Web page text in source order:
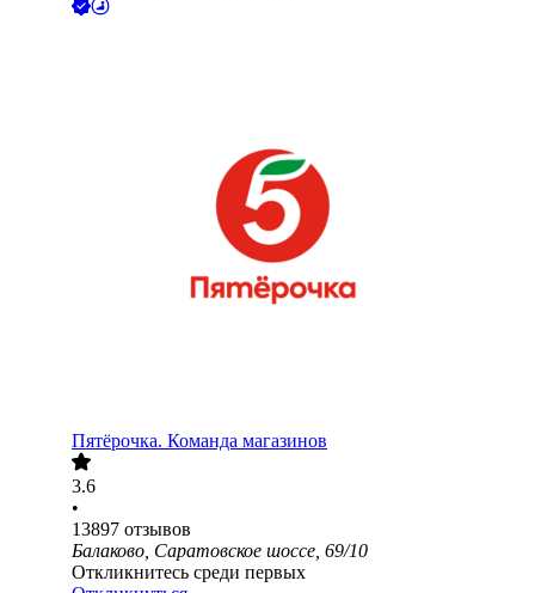
Пятёрочка. Команда магазинов
3.6
•
13897 отзывов
Балаково, Саратовское шоссе, 69/10
Откликнитесь среди первых